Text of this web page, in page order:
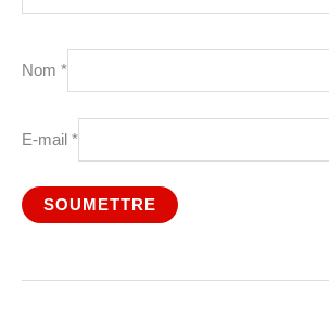
Nom *
E-mail *